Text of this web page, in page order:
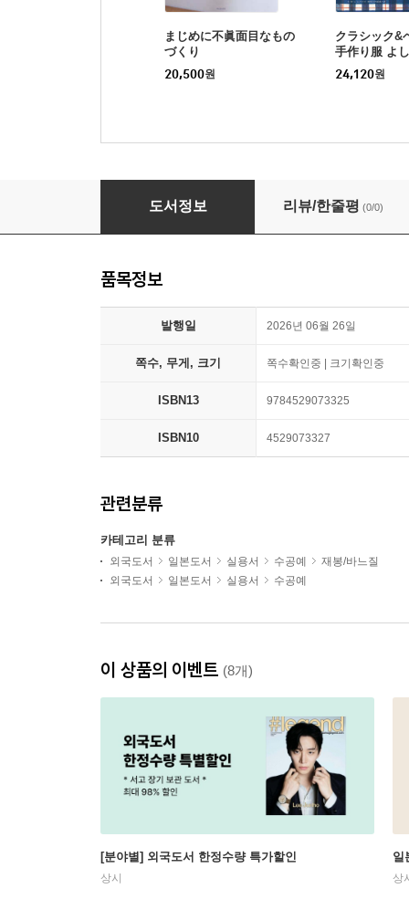
まじめに不眞面目なもの
づくり
20,500원
クラシック&
手作り服 よ
24,120원
マイリトルラバーズ テディアニマル
도서정보 리뷰/한줄평 (0/0)
품목정보
발행일 2026년 06월 26일
쪽수, 무게, 크기 쪽수확인중 | 크기확인중
ISBN13 9784529073325
ISBN10 4529073327
관련분류
카테고리 분류
외국도서 일본도서 실용서 수공예
재봉/바느질
외국도서
일본도서 실용서 수공예
이 상품의 이벤트 (8개)
[분야별] 외국도서 한정수량 특가할인
상시
일
상